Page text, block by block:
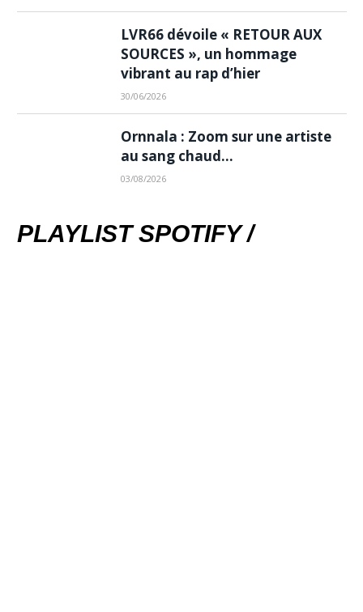
LVR66 dévoile « RETOUR AUX
SOURCES », un hommage
vibrant au rap d’hier
30/06/2026
Ornnala : Zoom sur une artiste
au sang chaud…
03/08/2026
PLAYLIST SPOTIFY /